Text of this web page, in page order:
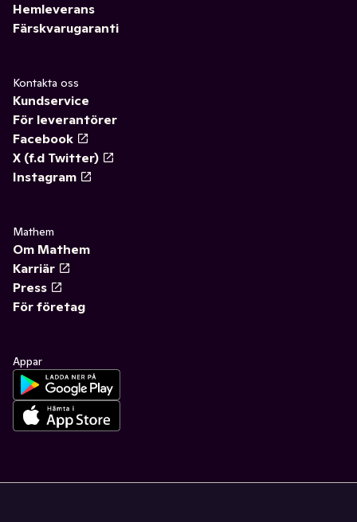
Hemleverans
Färskvarugaranti
Kontakta oss
Kundservice
För leverantörer
Facebook
X (f.d Twitter)
Instagram
Mathem
Om Mathem
Karriär
Press
För företag
Appar